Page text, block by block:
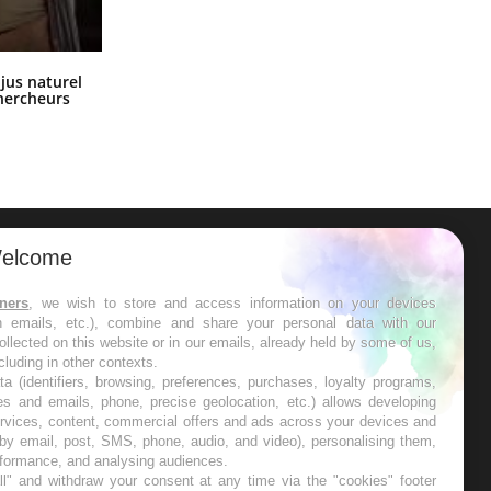
jus naturel
les semaines les meilleures
, we wish to store and access information on your devices
emails, etc.), combine and share your personal data with our
on this website or in our emails, already held by some of us,
in other contexts.
(identifiers, browsing, preferences, purchases, loyalty programs,
and emails, phone, precise geolocation, etc.) allows developing
content, commercial offers and ads across your devices and
email, post, SMS, phone, audio, and video), personalising them,
and analysing audiences.
and withdraw your consent at any time via the "cookies" footer